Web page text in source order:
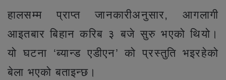
हालसम्म प्राप्त जानकारीअनुसार, आगलागी
आइतबार बिहान करिब ३ बजे सुरु भएको थियो।
यो घटना ‘ब्यान्ड एडीएन’ को प्रस्तुति भइरहेको
बेला भएको बताइन्छ।